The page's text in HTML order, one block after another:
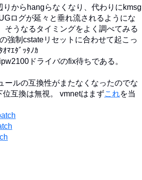
からhangらなくなり、代わりにkmsg
ログが延々と垂れ流されるようにな
そうなるタイミングをよく調べてみる
強制cstateリセットに合わせて起こっ
ﾏｴﾀﾞｯﾀﾉｶ
ドライバのfix待ちである。
ールの互換性がまたなくなったのでな
位互換は無視。 vmnetはまずこれを当